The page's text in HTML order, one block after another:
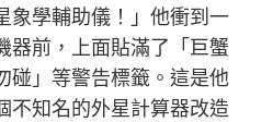
象學輔助儀！」他衝到一
器前，上面貼滿了「巨蟹
碰」等警告標籤。這是他
不知名的外星計算器改造